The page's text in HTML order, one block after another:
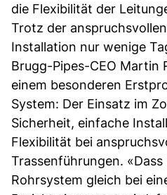
die Flexibilität der
Trotz der
Installation nur wenige
Brugg-Pipes-CEO Martin
einem besonderen
System: Der Einsatz im
Sicherheit, einfache
Flexibilität bei
Trassenführungen. «Dass
Rohrsystem gleich bei